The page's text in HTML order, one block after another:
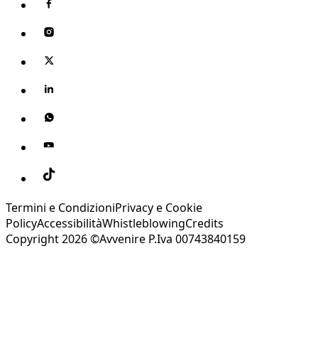
Termini e CondizioniPrivacy e Cookie
PolicyAccessibilitàWhistleblowingCredits
Copyright 2026 ©Avvenire P.Iva 00743840159